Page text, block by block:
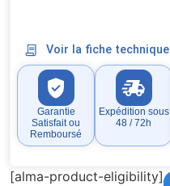
Voir la fiche technique
Garantie
Satisfait ou
Remboursé
Expédition sous
48 / 72h
[alma-product-eligibility]